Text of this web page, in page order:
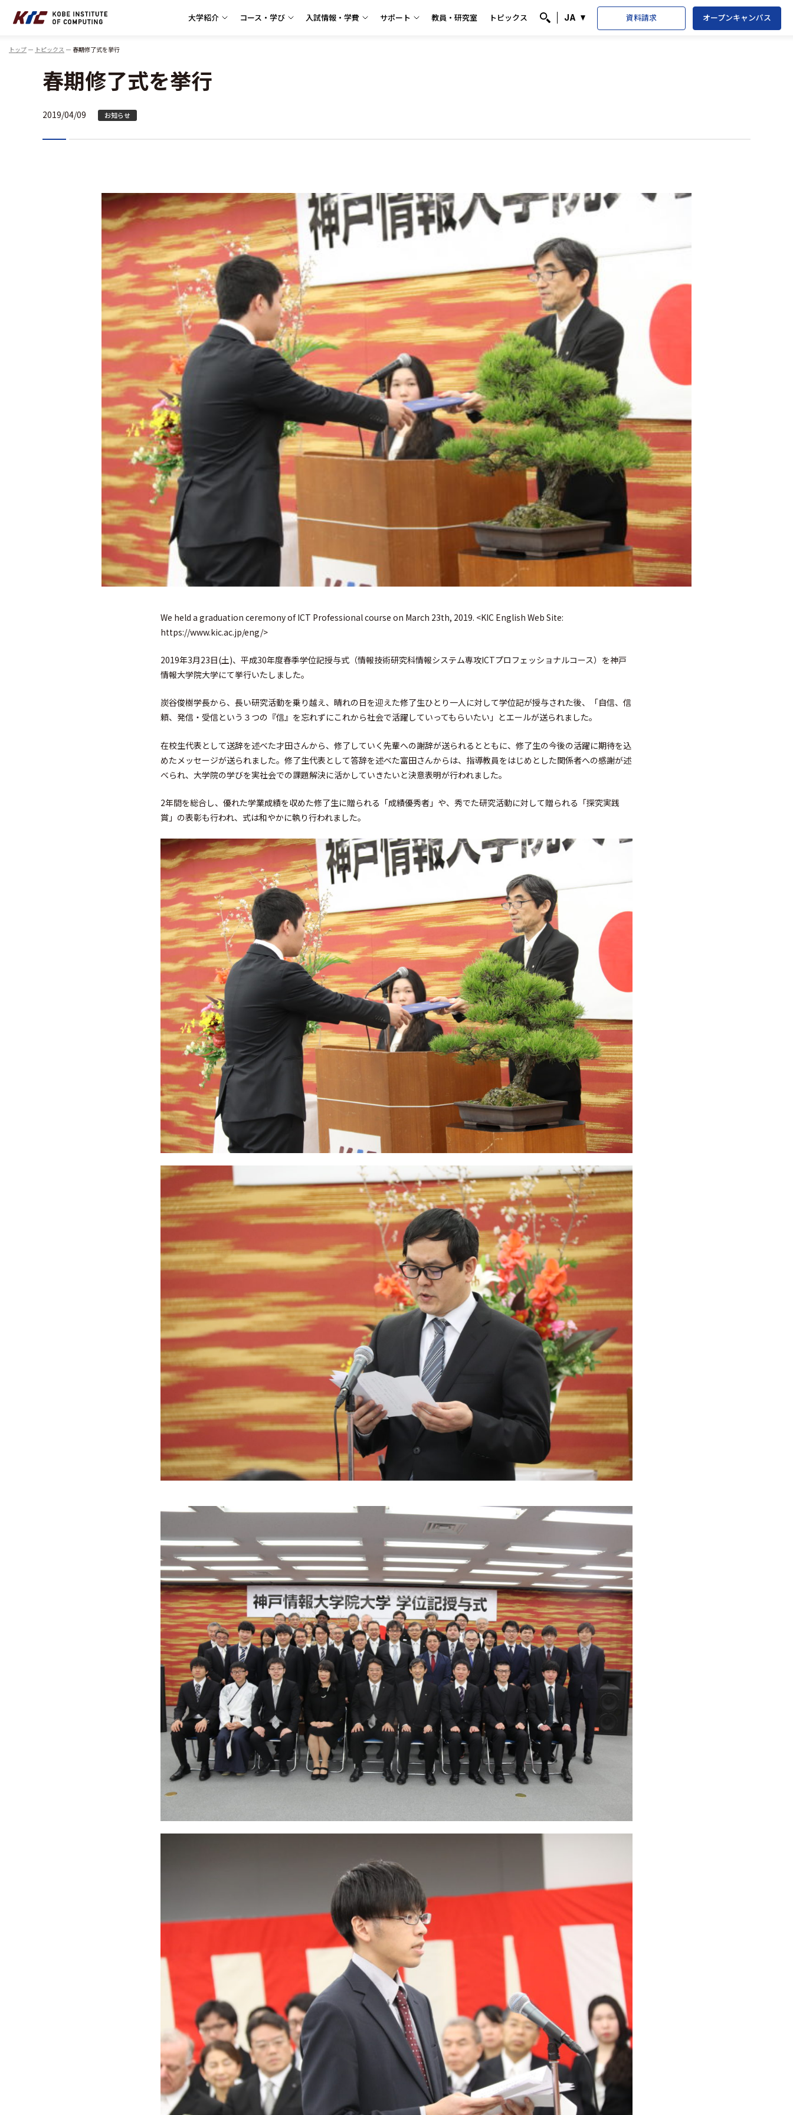
大学紹介 コース・学び 入試情報・学費 サポート 教員・研究室 トピックス 検索
JA 資料請求 オープンキャンパス
トップ トピックス 春期修了式を挙行
春期修了式を挙行
2019/04/09 お知らせ
We held a graduation ceremony of ICT Professional course on March 23th, 2019. <KIC English Web Site:
https://www.kic.ac.jp/eng/>
2019年3月23日(土)、平成30年度春季学位記授与式（情報技術研究科情報システム専攻ICTプロフェッショナルコース）を神戸
情報大学院大学にて挙行いたしました。
炭谷俊樹学長から、長い研究活動を乗り越え、晴れの日を迎えた修了生ひとり一人に対して学位記が授与された後、「自信、信
頼、発信・受信という３つの『信』を忘れずにこれから社会で活躍していってもらいたい」とエールが送られました。
在校生代表として送辞を述べた才田さんから、修了していく先輩への謝辞が送られるとともに、修了生の今後の活躍に期待を込
めたメッセージが送られました。修了生代表として答辞を述べた富田さんからは、指導教員をはじめとした関係者への感謝が述
べられ、大学院の学びを実社会での課題解決に活かしていきたいと決意表明が行われました。
2年間を総合し、優れた学業成績を収めた修了生に贈られる「成績優秀者」や、秀でた研究活動に対して贈られる「探究実践
賞」の表彰も行われ、式は和やかに執り行われました。